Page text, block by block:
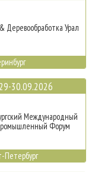
Деревообработка Урал
30.09.2026
Международный
Форум
Петербург